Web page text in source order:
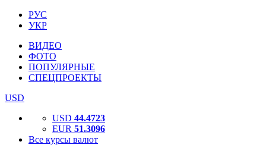
РУС
УКР
ВИДЕО
ФОТО
ПОПУЛЯРНЫЕ
СПЕЦПРОЕКТЫ
USD
USD 44.4723
EUR 51.3096
Все курсы валют